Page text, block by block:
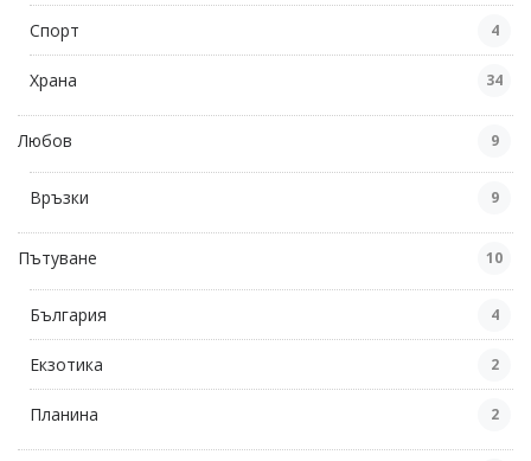
Спорт 4
Храна 34
Любов 9
Връзки 9
Пътуване 10
България 4
Екзотика 2
Планина 2